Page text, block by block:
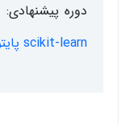
دوره پیشنهادی:
scikit-learn پایتون